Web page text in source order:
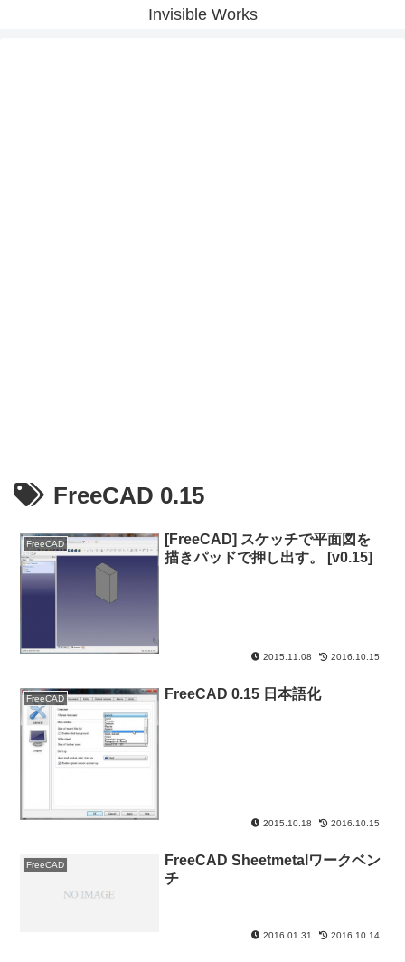
Invisible Works
FreeCAD 0.15
FreeCAD
[FreeCAD] スケッチで平面図を
描きパッドで押し出す。 [v0.15]
2015.11.08 2016.10.15
FreeCAD FreeCAD 0.15 日本語化
2015.10.18 2016.10.15
FreeCAD
FreeCAD Sheetmetalワークベン
チ
2016.01.31 2016.10.14